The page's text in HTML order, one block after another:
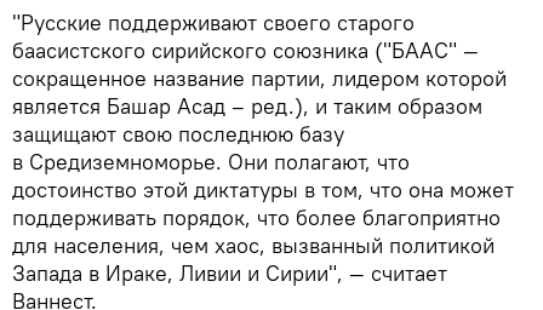
"Русские поддерживают своего старого
баасистского сирийского союзника ("БААС" —
сокращенное название партии, лидером которой
является Башар Асад – ред.), и таким образом
защищают свою последнюю базу
в Средиземноморье. Они полагают, что
достоинство этой диктатуры в том, что она может
поддерживать порядок, что более благоприятно
для населения, чем хаос, вызванный политикой
Запада в Ираке, Ливии и Сирии", — считает
Ваннест.